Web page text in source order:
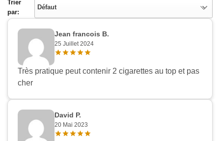
Trier
par:
Défaut
Jean francois B.
25 Juillet 2024
Très pratique peut contenir 2 cigarettes au top et pas
cher
David P.
20 Mai 2023